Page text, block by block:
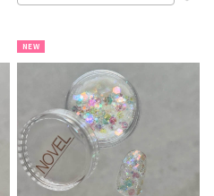
NEW